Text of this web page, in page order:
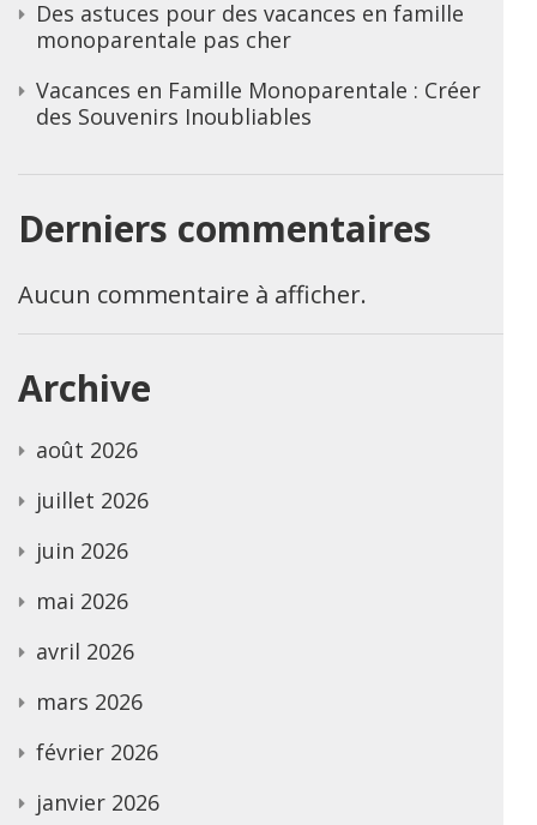
Des astuces pour des vacances en famille
monoparentale pas cher
Vacances en Famille Monoparentale : Créer
des Souvenirs Inoubliables
Derniers commentaires
Aucun commentaire à afficher.
Archive
août 2026
juillet 2026
juin 2026
mai 2026
avril 2026
mars 2026
février 2026
janvier 2026